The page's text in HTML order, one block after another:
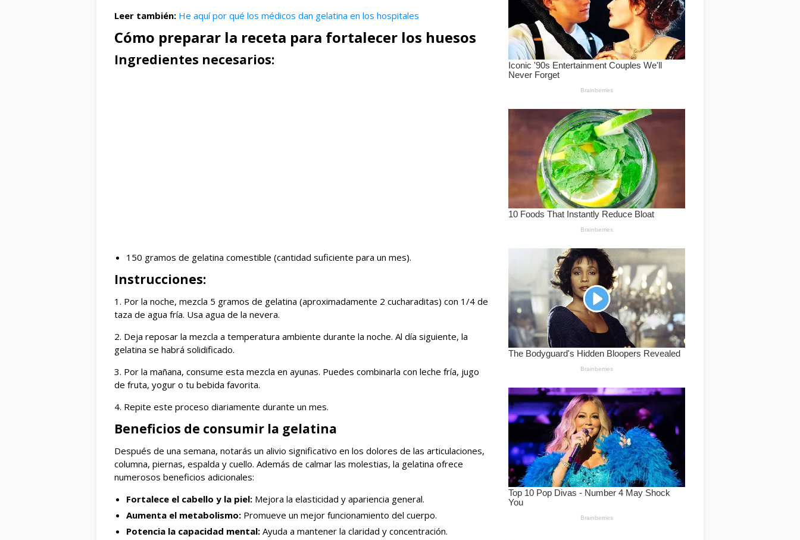
Leer también: He aquí por qué los médicos dan gelatina en los hospitales
Cómo preparar la receta para fortalecer los huesos
Ingredientes necesarios:
150 gramos de gelatina comestible (cantidad suficiente para un mes).
Instrucciones:
1. Por la noche, mezcla 5 gramos de gelatina (aproximadamente 2 cucharaditas) con 1/4 de
taza de agua fría. Usa agua de la nevera.
2. Deja reposar la mezcla a temperatura ambiente durante la noche. Al día siguiente, la
gelatina se habrá solidificado.
3. Por la mañana, consume esta mezcla en ayunas. Puedes combinarla con leche fría, jugo
de fruta, yogur o tu bebida favorita.
4. Repite este proceso diariamente durante un mes.
Beneficios de consumir la gelatina
Después de una semana, notarás un alivio significativo en los dolores de las articulaciones,
columna, piernas, espalda y cuello. Además de calmar las molestias, la gelatina ofrece
numerosos beneficios adicionales:
Fortalece el cabello y la piel: Mejora la elasticidad y apariencia general.
Aumenta el metabolismo: Promueve un mejor funcionamiento del cuerpo.
Potencia la capacidad mental: Ayuda a mantener la claridad y concentración.